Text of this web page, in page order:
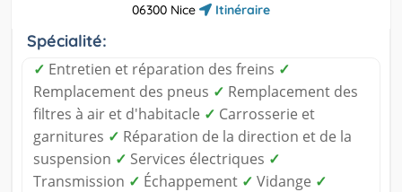
06300 Nice
Itinéraire
Spécialité:
✓ Entretien et réparation des freins ✓
Remplacement des pneus ✓ Remplacement des
filtres à air et d'habitacle ✓ Carrosserie et
garnitures ✓ Réparation de la direction et de la
suspension ✓ Services électriques ✓
Transmission ✓ Échappement ✓ Vidange ✓